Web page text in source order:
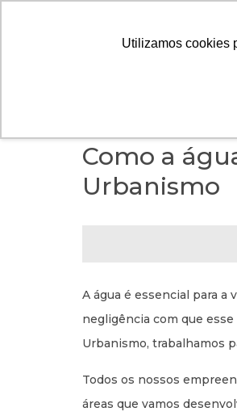
Utilizamos cookies
Como a
Urbanismo
A água é essencial para a
negligência com que
Urbanismo, trabalhamos
Todos os nossos
áreas que vamos